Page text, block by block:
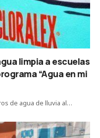
limpia a escuelas
“Agua en mi
de agua de lluvia al…